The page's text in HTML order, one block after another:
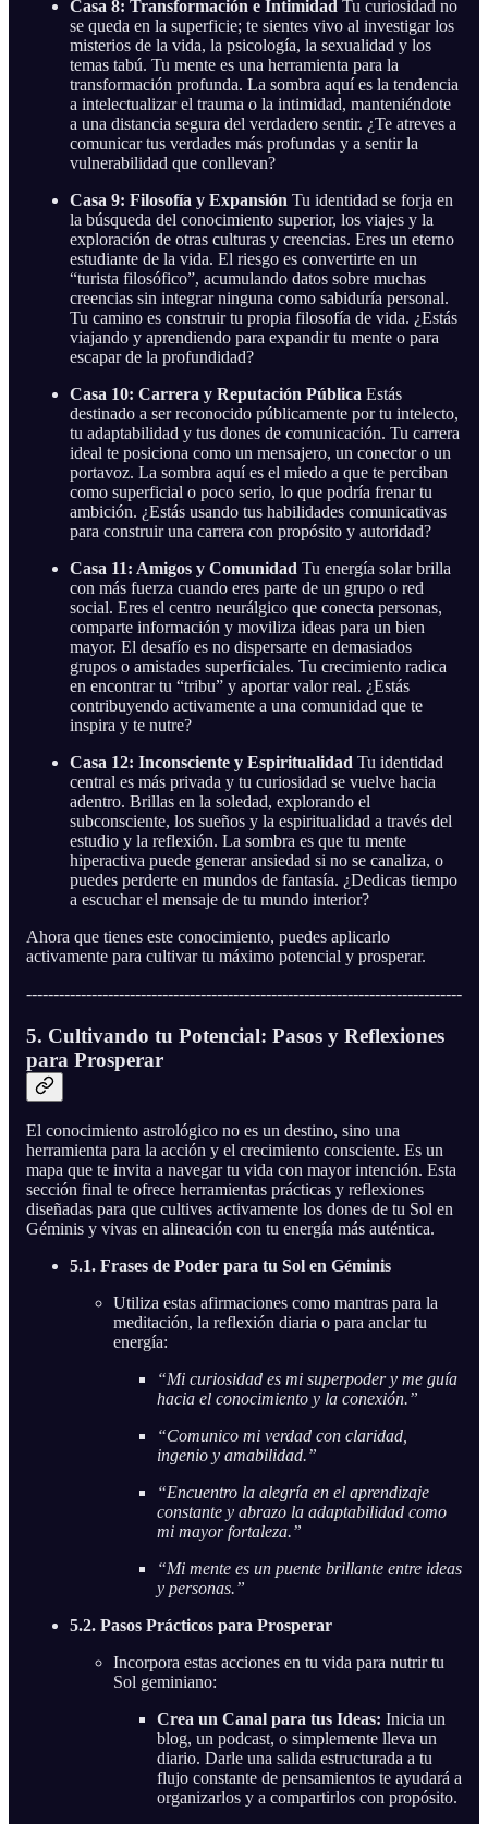
Casa 8: Transformación e Intimidad Tu curiosidad no
se queda en la superficie; te sientes vivo al investigar los
misterios de la vida, la psicología, la sexualidad y los
temas tabú. Tu mente es una herramienta para la
transformación profunda. La sombra aquí es la tendencia
a intelectualizar el trauma o la intimidad, manteniéndote
a una distancia segura del verdadero sentir. ¿Te atreves a
comunicar tus verdades más profundas y a sentir la
vulnerabilidad que conllevan?
Casa 9: Filosofía y Expansión Tu identidad se forja en
la búsqueda del conocimiento superior, los viajes y la
exploración de otras culturas y creencias. Eres un eterno
estudiante de la vida. El riesgo es convertirte en un
“turista filosófico”, acumulando datos sobre muchas
creencias sin integrar ninguna como sabiduría personal.
Tu camino es construir tu propia filosofía de vida. ¿Estás
viajando y aprendiendo para expandir tu mente o para
escapar de la profundidad?
Casa 10: Carrera y Reputación Pública Estás
destinado a ser reconocido públicamente por tu intelecto,
tu adaptabilidad y tus dones de comunicación. Tu carrera
ideal te posiciona como un mensajero, un conector o un
portavoz. La sombra aquí es el miedo a que te perciban
como superficial o poco serio, lo que podría frenar tu
ambición. ¿Estás usando tus habilidades comunicativas
para construir una carrera con propósito y autoridad?
Casa 11: Amigos y Comunidad Tu energía solar brilla
con más fuerza cuando eres parte de un grupo o red
social. Eres el centro neurálgico que conecta personas,
comparte información y moviliza ideas para un bien
mayor. El desafío es no dispersarte en demasiados
grupos o amistades superficiales. Tu crecimiento radica
en encontrar tu “tribu” y aportar valor real. ¿Estás
contribuyendo activamente a una comunidad que te
inspira y te nutre?
Casa 12: Inconsciente y Espiritualidad Tu identidad
central es más privada y tu curiosidad se vuelve hacia
adentro. Brillas en la soledad, explorando el
subconsciente, los sueños y la espiritualidad a través del
estudio y la reflexión. La sombra es que tu mente
hiperactiva puede generar ansiedad si no se canaliza, o
puedes perderte en mundos de fantasía. ¿Dedicas tiempo
a escuchar el mensaje de tu mundo interior?
Ahora que tienes este conocimiento, puedes aplicarlo
activamente para cultivar tu máximo potencial y prosperar.
--------------------------------------------------------------------------------
5. Cultivando tu Potencial: Pasos y Reflexiones
para Prosperar
El conocimiento astrológico no es un destino, sino una
herramienta para la acción y el crecimiento consciente. Es un
mapa que te invita a navegar tu vida con mayor intención. Esta
sección final te ofrece herramientas prácticas y reflexiones
diseñadas para que cultives activamente los dones de tu Sol en
Géminis y vivas en alineación con tu energía más auténtica.
5.1. Frases de Poder para tu Sol en Géminis
Utiliza estas afirmaciones como mantras para la
meditación, la reflexión diaria o para anclar tu
energía:
“Mi curiosidad es mi superpoder y me guía
hacia el conocimiento y la conexión.”
“Comunico mi verdad con claridad,
ingenio y amabilidad.”
“Encuentro la alegría en el aprendizaje
constante y abrazo la adaptabilidad como
mi mayor fortaleza.”
“Mi mente es un puente brillante entre ideas
y personas.”
5.2. Pasos Prácticos para Prosperar
Incorpora estas acciones en tu vida para nutrir tu
Sol geminiano:
Crea un Canal para tus Ideas: Inicia un
blog, un podcast, o simplemente lleva un
diario. Darle una salida estructurada a tu
flujo constante de pensamientos te ayudará a
organizarlos y a compartirlos con propósito.